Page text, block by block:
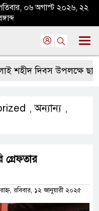
০৬ অগাস্ট ২০২৬, ২২
দিবস উপলক্ষে ছাতক
,অন্যান্য ,
গ্রেফতার
রবিবার, ১২ জানুয়ারী ২০২৫